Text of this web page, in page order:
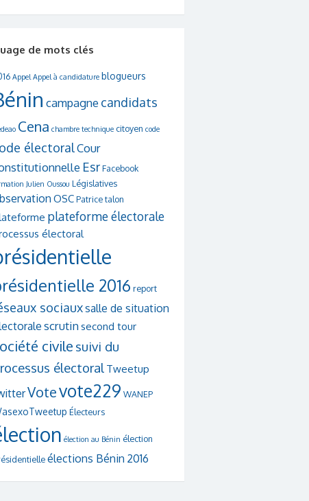
de mots clés
Appel Appel à candidature blogueurs
campagne candidats
Cena chambre technique citoyen code
électoralCour
EsrFacebook
Julien Oussou Législatives
OSCPatrice talon
plateforme électorale
électoral
2016 report
sociauxsalle de situation
scrutinsecond tour
civile suivi du
électoral Tweetup
Votevote229 WANEP
Électeurs
élection au Bénin élection
élections Bénin 2016